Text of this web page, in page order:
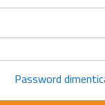
Password